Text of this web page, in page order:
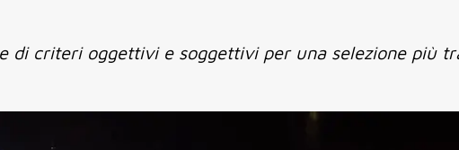
di criteri oggettivi e soggettivi per una selezione più